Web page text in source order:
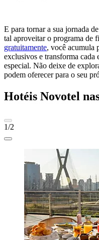
E para tornar a sua jornada
tal aproveitar o programa de
gratuitamente, você acumula
exclusivos e transforma cada
especial. Não deixe de
podem oferecer para o seu
Hotéis Novotel
1/2